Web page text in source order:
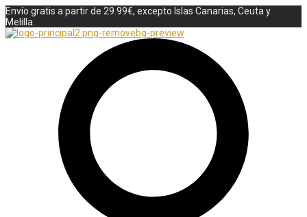
Envío gratis a partir de 29.99€, excepto Islas Canarias, Ceuta y
Melilla.